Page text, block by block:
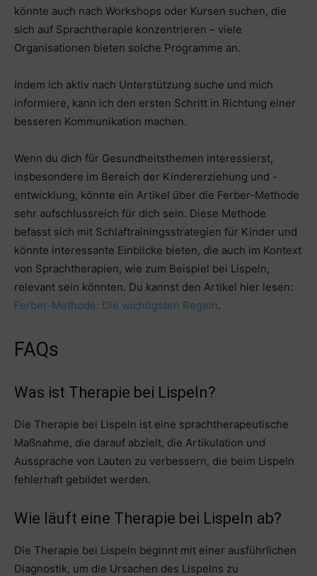
könnte auch nach Workshops oder Kursen suchen, die
sich auf Sprachtherapie konzentrieren – viele
Organisationen bieten solche Programme an.
Indem ich aktiv nach Unterstützung suche und mich
informiere, kann ich den ersten Schritt in Richtung einer
besseren Kommunikation machen.
Wenn du dich für Gesundheitsthemen interessierst,
insbesondere im Bereich der Kindererziehung und -
entwicklung, könnte ein Artikel über die Ferber-Methode
sehr aufschlussreich für dich sein. Diese Methode
befasst sich mit Schlaftrainingsstrategien für Kinder und
könnte interessante Einblicke bieten, die auch im Kontext
von Sprachtherapien, wie zum Beispiel bei Lispeln,
relevant sein könnten. Du kannst den Artikel hier lesen:
Ferber-Methode: Die wichtigsten Regeln.
FAQs
Was ist Therapie bei Lispeln?
Die Therapie bei Lispeln ist eine sprachtherapeutische
Maßnahme, die darauf abzielt, die Artikulation und
Aussprache von Lauten zu verbessern, die beim Lispeln
fehlerhaft gebildet werden.
Wie läuft eine Therapie bei Lispeln ab?
Die Therapie bei Lispeln beginnt mit einer ausführlichen
Diagnostik, um die Ursachen des Lispelns zu